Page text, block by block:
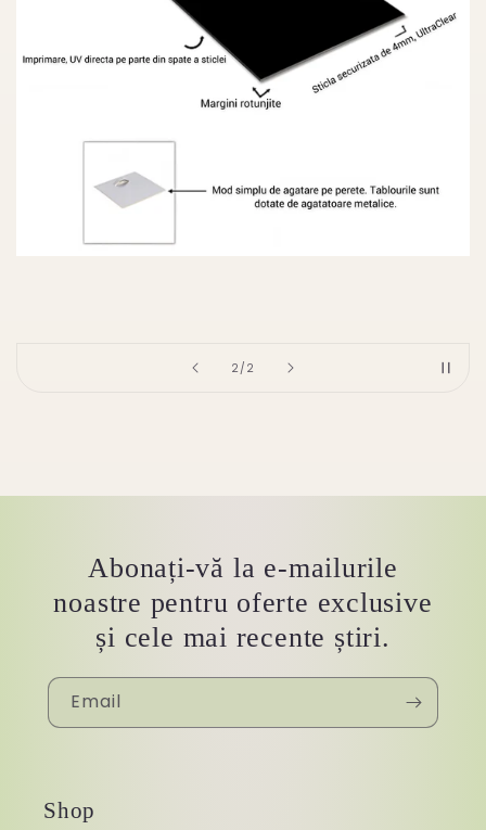
2 /of
2
Abonați-vă la e-mailurile
noastre pentru oferte exclusive
și cele mai recente știri.
Email
Shop